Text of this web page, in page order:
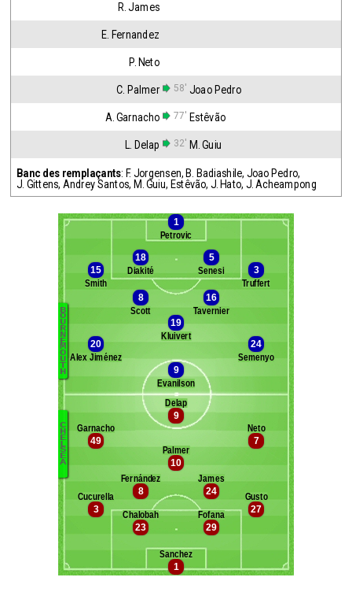
R. James
E. Fernandez
P. Neto
C. Palmer 58' Joao Pedro
A. Garnacho 77' Estêvão
L. Delap 32' M. Guiu
Banc des remplaçants: F. Jorgensen, B. Badiashile, Joao Pedro,
J. Gittens, Andrey Santos, M. Guiu, Estêvão, J. Hato, J. Acheampong